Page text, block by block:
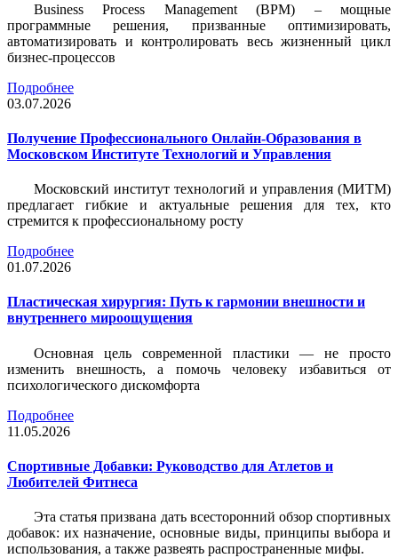
Business Process Management (BPM) – мощные
программные решения, призванные оптимизировать,
автоматизировать и контролировать весь жизненный цикл
бизнес-процессов
Подробнее
03.07.2026
Получение Профессионального Онлайн-Образования в
Московском Институте Технологий и Управления
Московский институт технологий и управления (МИТМ)
предлагает гибкие и актуальные решения для тех, кто
стремится к профессиональному росту
Подробнее
01.07.2026
Пластическая хирургия: Путь к гармонии внешности и
внутреннего мироощущения
Основная цель современной пластики — не просто
изменить внешность, а помочь человеку избавиться от
психологического дискомфорта
Подробнее
11.05.2026
Спортивные Добавки: Руководство для Атлетов и
Любителей Фитнеса
Эта статья призвана дать всесторонний обзор спортивных
добавок: их назначение, основные виды, принципы выбора и
использования, а также развеять распространенные мифы.